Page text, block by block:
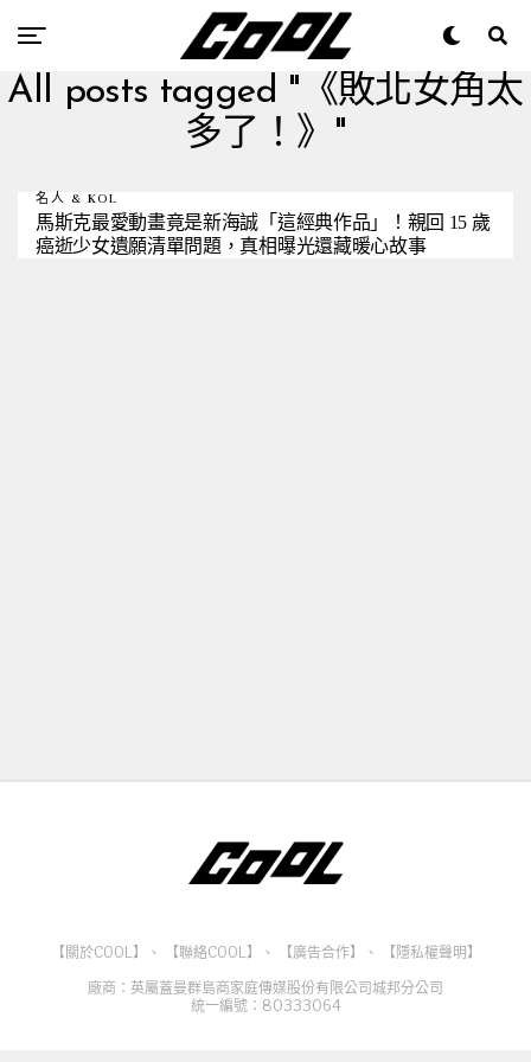
All posts tagged "《敗北女角太
多了！》"
名人 & KOL
馬斯克最愛動畫竟是新海誠「這經典作品」！親回 15 歲
癌逝少女遺願清單問題，真相曝光還藏暖心故事
【關於COOL】 、 【聯絡COOL】 、 【廣告合作】 、
【隱私權聲明】
廠商：英屬蓋曼群島商家庭傳媒股份有限公司城邦分公司
統一編號：80333064